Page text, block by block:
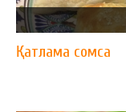
Қатлама сомса